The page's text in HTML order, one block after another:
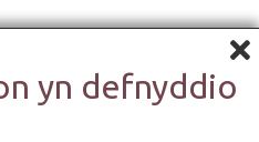
yn defnyddio